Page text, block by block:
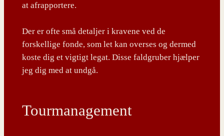
at afrapportere.
Der er ofte små detaljer i kravene ved de
forskellige fonde, som let kan overses og dermed
koste dig et vigtigt legat. Disse faldgruber hjælper
jeg dig med at undgå.
Tourmanagement